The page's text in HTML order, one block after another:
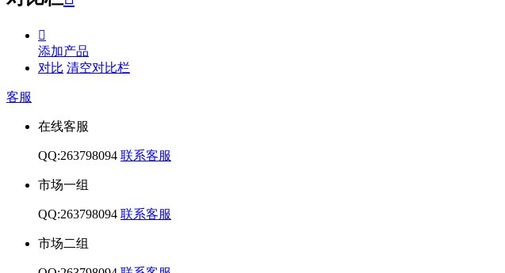

添加产品
对比 清空对比栏
客服
在线客服
QQ:263798094 联系客服
市场一组
QQ:263798094 联系客服
市场二组